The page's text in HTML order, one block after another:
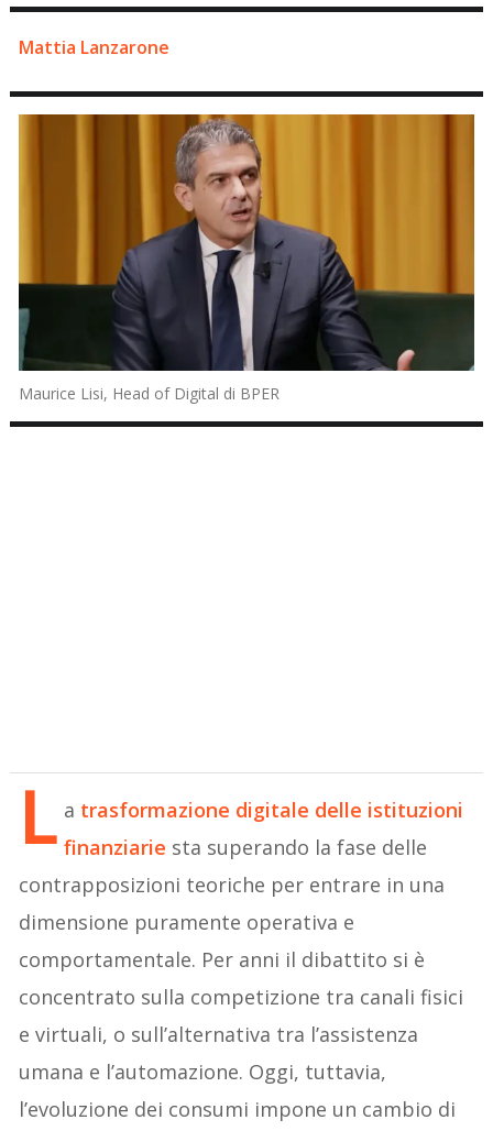
Mattia Lanzarone
Maurice Lisi, Head of Digital di BPER
L a trasformazione digitale delle istituzioni
finanziarie sta superando la fase delle
contrapposizioni teoriche per entrare in una
dimensione puramente operativa e
comportamentale. Per anni il dibattito si è
concentrato sulla competizione tra canali fisici
e virtuali, o sull’alternativa tra l’assistenza
umana e l’automazione. Oggi, tuttavia,
l’evoluzione dei consumi impone un cambio di